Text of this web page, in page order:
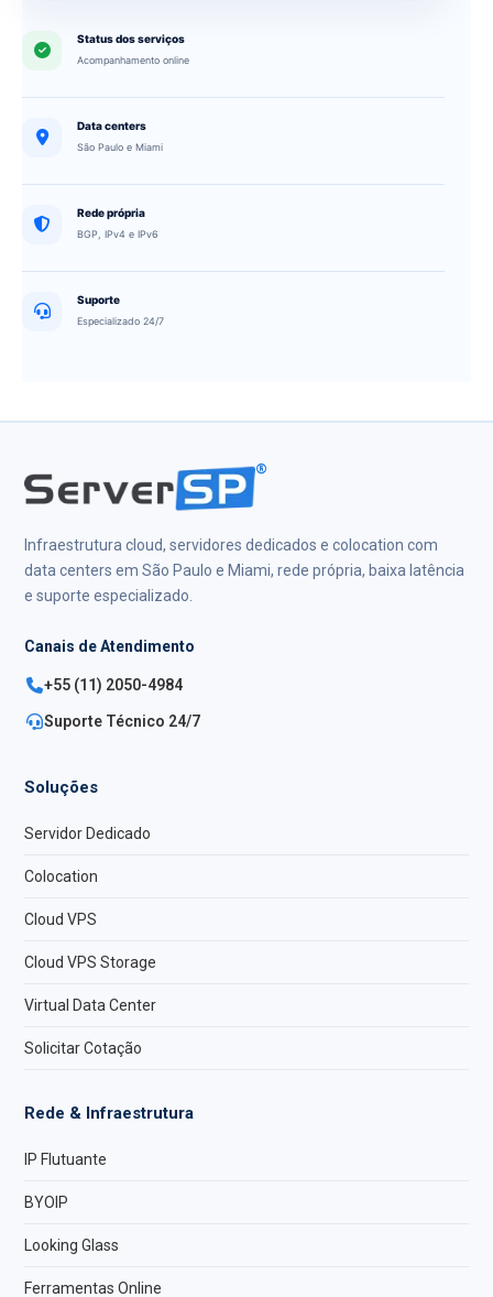
Status dos serviços
Acompanhamento online
Data centers
São Paulo e Miami
Rede própria
BGP, IPv4 e IPv6
Suporte
Especializado 24/7
®
Infraestrutura cloud, servidores dedicados e colocation com
data centers em São Paulo e Miami, rede própria, baixa latência
e suporte especializado.
Canais de Atendimento
+55 (11) 2050-4984
Suporte Técnico 24/7
Soluções
Servidor Dedicado
Colocation
Cloud VPS
Cloud VPS Storage
Virtual Data Center
Solicitar Cotação
Rede & Infraestrutura
IP Flutuante
BYOIP
Looking Glass
Ferramentas Online